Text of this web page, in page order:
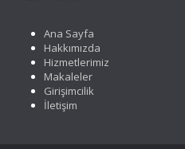
Ana Sayfa
Hakkımızda
Hizmetlerimiz
Makaleler
Girişimcilik
İletişim